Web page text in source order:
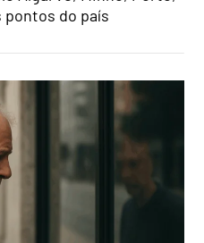
pontos do país